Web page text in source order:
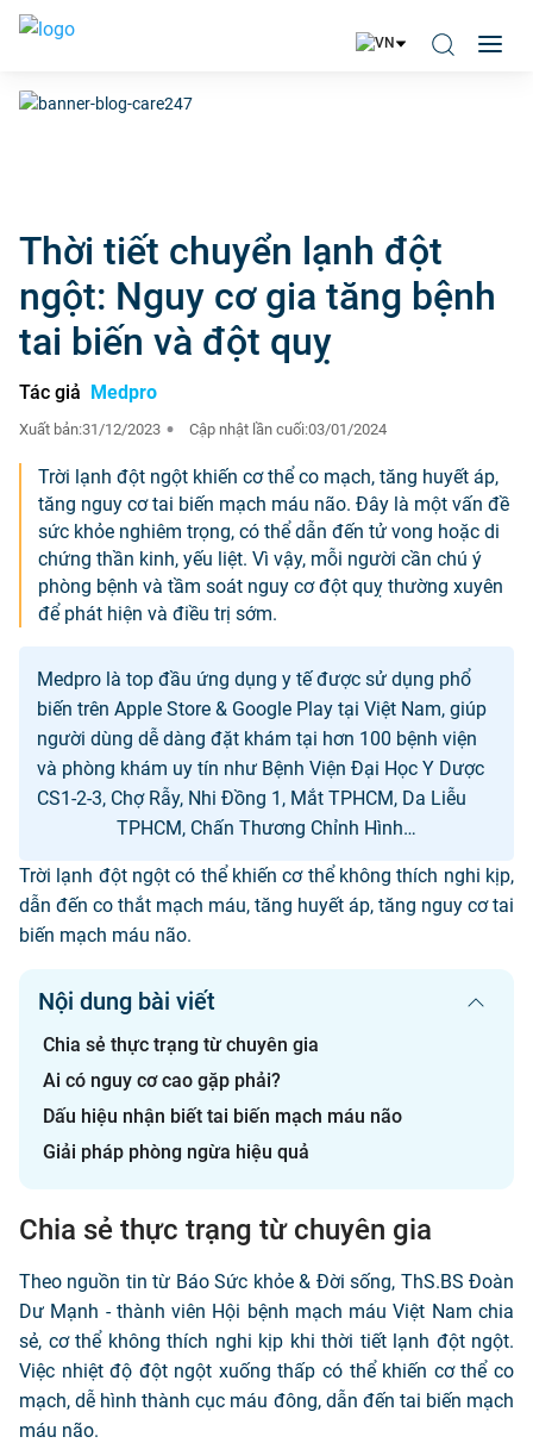
Thời tiết chuyển lạnh đột
ngột: Nguy cơ gia tăng bệnh
tai biến và đột quỵ
Tác giả Medpro
Xuất bản:31/12/2023 Cập nhật lần cuối:03/01/2024
Trời lạnh đột ngột khiến cơ thể co mạch, tăng huyết áp,
tăng nguy cơ tai biến mạch máu não. Đây là một vấn đề
sức khỏe nghiêm trọng, có thể dẫn đến tử vong hoặc di
chứng thần kinh, yếu liệt. Vì vậy, mỗi người cần chú ý
phòng bệnh và tầm soát nguy cơ đột quỵ thường xuyên
để phát hiện và điều trị sớm.
Medpro là top đầu ứng dụng y tế được sử dụng phổ
biến trên Apple Store & Google Play tại Việt Nam, giúp
người dùng dễ dàng đặt khám tại hơn 100 bệnh viện
và phòng khám uy tín như Bệnh Viện Đại Học Y Dược
CS1-2-3, Chợ Rẫy, Nhi Đồng 1, Mắt TPHCM, Da Liễu
TPHCM, Chấn Thương Chỉnh Hình…
Trời lạnh đột ngột có thể khiến cơ thể không thích nghi kịp,
dẫn đến co thắt mạch máu, tăng huyết áp, tăng nguy cơ tai
biến mạch máu não.
Nội dung bài viết
Chia sẻ thực trạng từ chuyên gia
Ai có nguy cơ cao gặp phải?
Dấu hiệu nhận biết tai biến mạch máu não
Giải pháp phòng ngừa hiệu quả
Chia sẻ thực trạng từ chuyên gia
Theo nguồn tin từ Báo Sức khỏe & Đời sống, ThS.BS Đoàn
Dư Mạnh - thành viên Hội bệnh mạch máu Việt Nam chia
sẻ, cơ thể không thích nghi kịp khi thời tiết lạnh đột ngột.
Việc nhiệt độ đột ngột xuống thấp có thể khiến cơ thể co
mạch, dễ hình thành cục máu đông, dẫn đến tai biến mạch
máu não.